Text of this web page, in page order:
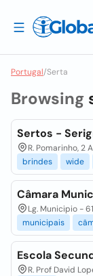
Portugal/Serta
Browsing
Sertos -
R. Pomarinho, 2
brindes
wide
Câmara
Lg. Municipio -
municipais
Escola
R. Prof David